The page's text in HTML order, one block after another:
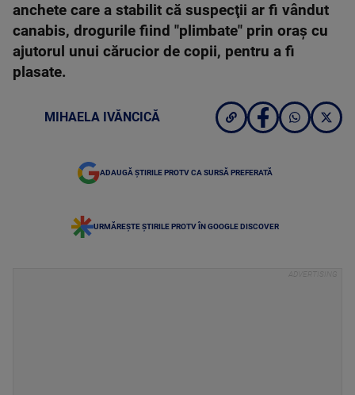
anchete care a stabilit că suspecţii ar fi vândut
canabis, drogurile fiind "plimbate" prin oraş cu
ajutorul unui cărucior de copii, pentru a fi
plasate.
MIHAELA IVĂNCICĂ
ADAUGĂ ȘTIRILE PROTV CA SURSĂ PREFERATĂ
URMĂREȘTE ȘTIRILE PROTV ÎN GOOGLE DISCOVER